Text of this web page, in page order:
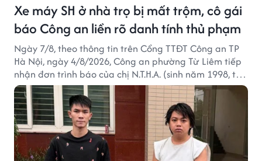
Xe máy SH ở nhà trọ bị mất trộm, cô gái
báo Công an liền rõ danh tính thủ phạm
Ngày 7/8, theo thông tin trên Cổng TTĐT Công an TP
Hà Nội, ngày 4/8/2026, Công an phường Từ Liêm tiếp
nhận đơn trình báo của chị N.T.H.A. (sinh năm 1998, trú
tại phường Từ Liêm) về việc bị kẻ gian lấy trộm chiếc
xe mô tô Honda SH 125i, tại khu nhà trọ nơi đang sinh
sống.